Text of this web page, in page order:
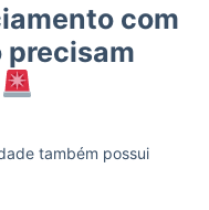
com
precisam
também possui